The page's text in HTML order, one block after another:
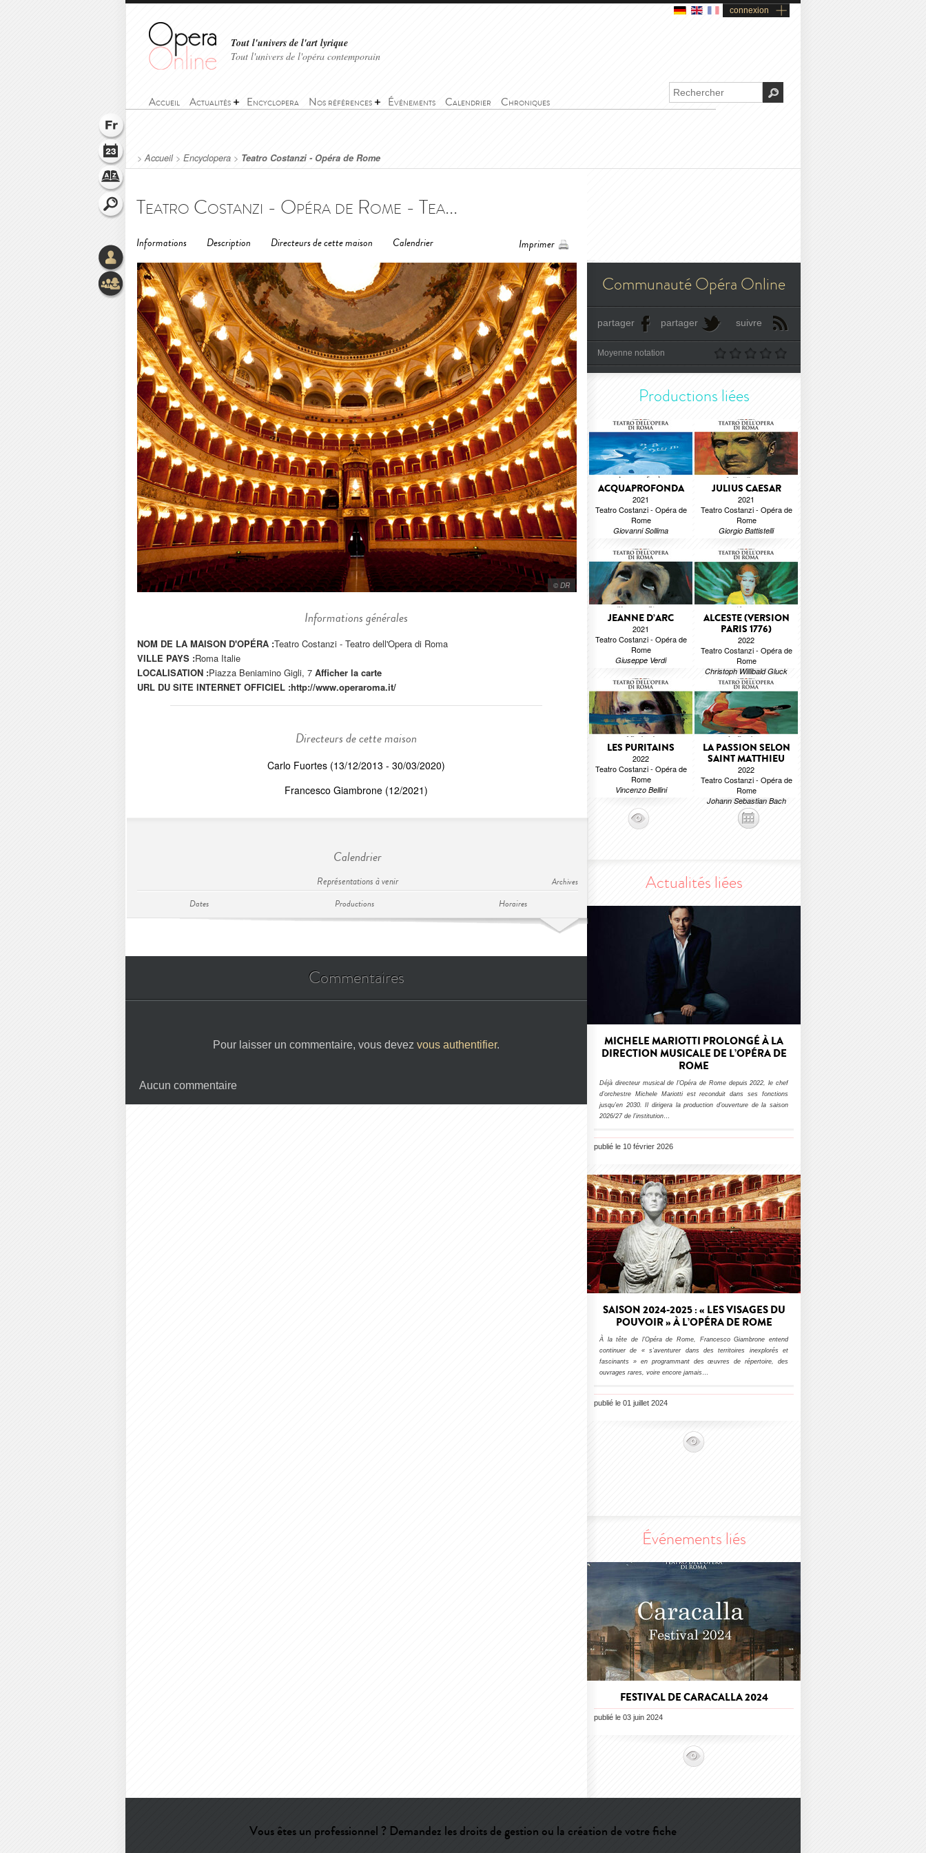
connexion
Tout l'univers de l'art lyrique
Tout l'univers de l'opéra contemporain
Accueil Actualités Encyclopera Nos références Événements Calendrier Chroniques
>Accueil> Encyclopera > Teatro Costanzi - Opéra de Rome
Teatro Costanzi - Opéra de Rome - Tea...
Informations Description Directeurs de cette maison Calendrier Imprimer
© DR
Informations générales
NOM DE LA MAISON D'OPÉRA :Teatro Costanzi - Teatro dell'Opera di Roma
VILLE PAYS :Roma Italie
LOCALISATION :Piazza Beniamino Gigli, 7 Afficher la carte
URL DU SITE INTERNET OFFICIEL :http://www.operaroma.it/
Directeurs de cette maison
Carlo Fuortes (13/12/2013 - 30/03/2020)
Francesco Giambrone (12/2021)
Calendrier
Représentations à venir Archives
Dates Productions Horaires
Commentaires
Pour laisser un commentaire, vous devez vous authentifier.
Aucun commentaire
Communauté Opéra Online
partager partager suivre
Moyenne notation
Productions liées
ACQUAPROFONDA
2021
Teatro Costanzi - Opéra de
Rome
Giovanni Sollima
JULIUS CAESAR
2021
Teatro Costanzi - Opéra de
Rome
Giorgio Battistelli
JEANNE D’ARC
2021
Teatro Costanzi - Opéra de
Rome
Giuseppe Verdi
ALCESTE (VERSION
PARIS 1776)
2022
Teatro Costanzi - Opéra de
Rome
Christoph Willibald Gluck
LES PURITAINS
2022
Teatro Costanzi - Opéra de
Rome
Vincenzo Bellini
LA PASSION SELON
SAINT MATTHIEU
2022
Teatro Costanzi - Opéra de
Rome
Johann Sebastian Bach
Actualités liées
MICHELE MARIOTTI PROLONGÉ À LA
DIRECTION MUSICALE DE L’OPÉRA DE
ROME
Déjà directeur musical de l’Opéra de Rome depuis 2022, le chef
d’orchestre Michele Mariotti est reconduit dans ses fonctions
jusqu’en 2030. Il dirigera la production d’ouverture de la saison
2026/27 de l’institution…
publié le 10 février 2026
SAISON 2024-2025 : « LES VISAGES DU
POUVOIR » À L’OPÉRA DE ROME
À la tête de l’Opéra de Rome, Francesco Giambrone entend
continuer de « s’aventurer dans des territoires inexplorés et
fascinants » en programmant des œuvres de répertoire, des
ouvrages rares, voire encore jamais …
publié le 01 juillet 2024
Événements liés
FESTIVAL DE CARACALLA 2024
publié le 03 juin 2024
Vous êtes un professionnel ? Demandez les droits de gestion ou la création de votre fiche